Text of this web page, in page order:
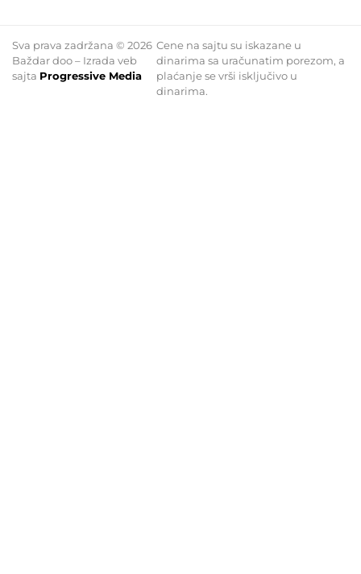
Sva prava zadržana © 2026
Baždar doo – Izrada veb
sajta Progressive Media
Cene na sajtu su iskazane u
dinarima sa uračunatim porezom, a
plaćanje se vrši isključivo u
dinarima.